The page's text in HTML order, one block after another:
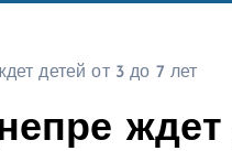
детей от 3 до 7 лет
ждет